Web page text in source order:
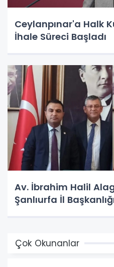
Ceylanpınar'a Halk
İhale Süreci Başladı
Av. İbrahim Halil
Şanlıurfa İl
Çok Okunanlar